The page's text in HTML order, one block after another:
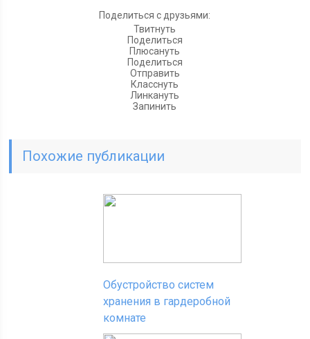
Поделиться с друзьями:
Твитнуть
Поделиться
Плюсануть
Поделиться
Отправить
Класснуть
Линкануть
Запинить
Похожие публикации
Обустройство систем
хранения в гардеробной
комнате